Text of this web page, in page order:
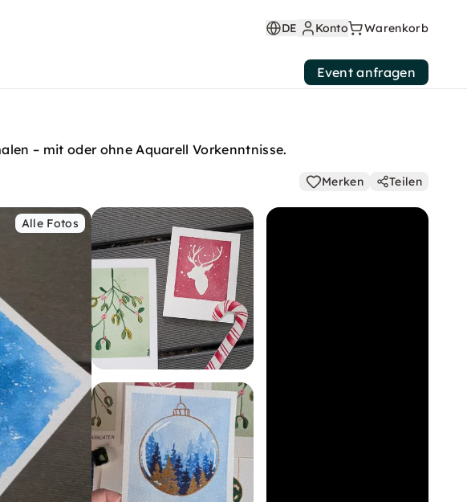
DE Konto Warenkorb
Event anfragen
– mit oder ohne Aquarell Vorkenntnisse.
Merken Teilen
Alle Fotos